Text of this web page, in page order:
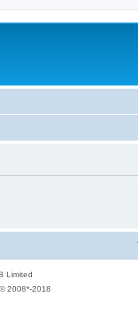
Limited
© 2008*-2018